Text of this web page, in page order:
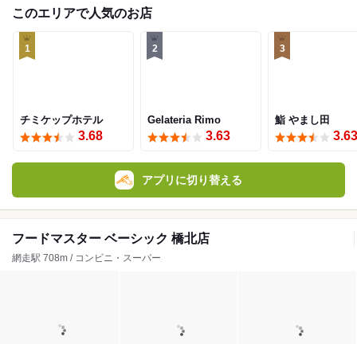
このエリアで人気のお店
1
チミケップホテル
3.68
2
Gelateria Rimo
3.63
3
鮨 やまし田
3.63
アプリに切り替える
フードマスター ベーシック 橋北店
網走駅 708m / コンビニ・スーパー